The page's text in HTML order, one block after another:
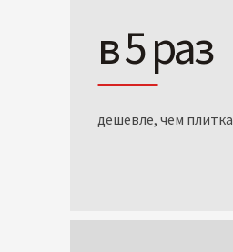
в 5 раз
дешевле, чем плитка